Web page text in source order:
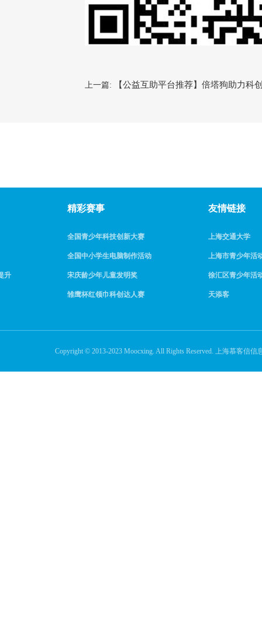
上一篇: 【公益互助平台推荐】倍塔狗助力科
升
精彩赛事
全国青少年科技创新大赛
全国中小学生电脑制作活动
宋庆龄少年儿童发明奖
雏鹰杯红领巾科创达人赛
友情链接
上海交通大学
上海市青少年活
徐汇区青少年活
天添客
Copyright © 2013-2023 Moocxing. All Rights Reserved. 上海慕客